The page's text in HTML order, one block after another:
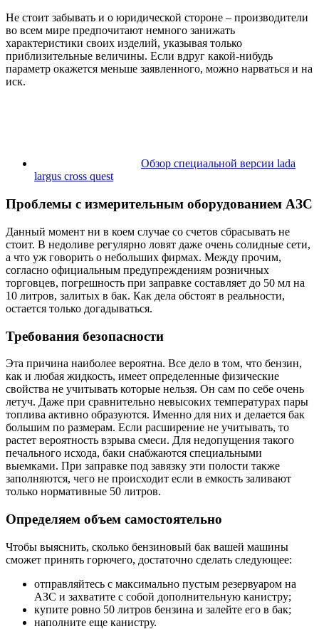
Не стоит забывать и о юридической стороне – производители
во всем мире предпочитают немного занижать
характеристики своих изделий, указывая только
приблизительные величины. Если вдруг какой-нибудь
параметр окажется меньше заявленного, можно нарваться и на
иск.
Обзор специальной версии lada
largus cross quest
Проблемы с измерительным оборудованием АЗС
Данный момент ни в коем случае со счетов сбрасывать не
стоит. В недоливе регулярно ловят даже очень солидные сети,
а что уж говорить о небольших фирмах. Между прочим,
согласно официальным предупреждениям розничных
торговцев, погрешность при заправке составляет до 50 мл на
10 литров, залитых в бак. Как дела обстоят в реальности,
остается только догадываться.
Требования безопасности
Эта причина наиболее вероятна. Все дело в том, что бензин,
как и любая жидкость, имеет определенные физические
свойства не учитывать которые нельзя. Он сам по себе очень
летуч. Даже при сравнительно невысоких температурах пары
топлива активно образуются. Именно для них и делается бак
большим по размерам. Если расширение не учитывать, то
растет вероятность взрыва смеси. Для недопущения такого
печального исхода, баки снабжаются специальными
выемками. При заправке под завязку эти полости также
заполняются, чего не происходит если в емкость заливают
только нормативные 50 литров.
Определяем объем самостоятельно
Чтобы выяснить, сколько бензиновый бак вашей машины
сможет принять горючего, достаточно сделать следующее:
отправляйтесь с максимально пустым резервуаром на
АЗС и захватите с собой дополнительную канистру;
купите ровно 50 литров бензина и залейте его в бак;
наполните еще канистру.